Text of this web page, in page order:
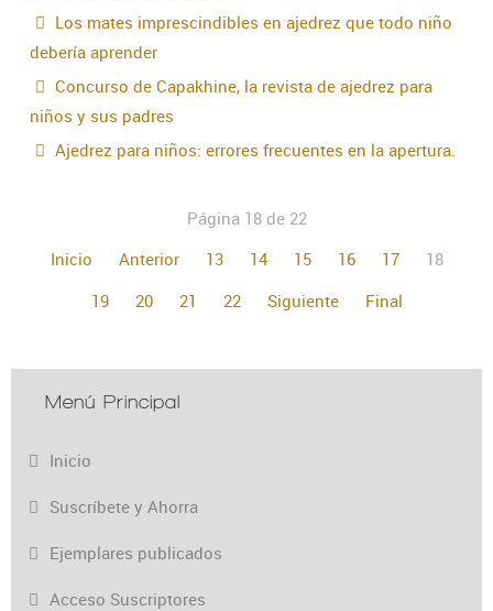
Los mates imprescindibles en ajedrez que todo niño
debería aprender
Concurso de Capakhine, la revista de ajedrez para
niños y sus padres
Ajedrez para niños: errores frecuentes en la apertura.
Página 18 de 22
Inicio
Anterior 13 14 15 16 17
18
19
20 21 22 Siguiente Final
Menú Principal
Inicio
Suscríbete y Ahorra
Ejemplares publicados
Acceso Suscriptores